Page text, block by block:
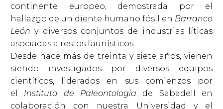
continente europeo, demostrada por el
hallazgo de un diente humano fósil en Barranco
León y diversos conjuntos de industrias líticas
asociadas a restos faunísticos.
Desde hace más de treinta y siete años, vienen
siendo investigados por diversos equipos
científicos, liderados en sus comienzos por
el
Instituto de Paleontología
de Sabadell en
colaboración con nuestra Universidad y el